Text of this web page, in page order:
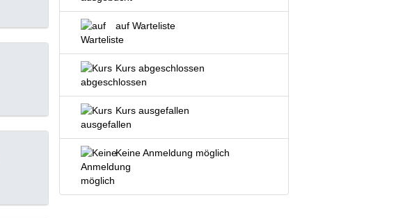
auf Warteliste
Kurs abgeschlossen
Kurs ausgefallen
Keine Anmeldung möglich